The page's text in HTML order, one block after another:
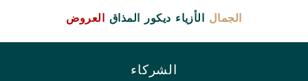
الجمال الأزياء ديكور المذاق العروض
الشركاء